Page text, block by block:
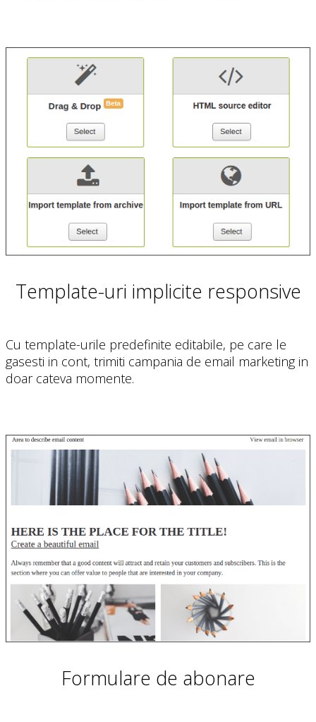
Template-uri implicite responsive
Cu template-urile predefinite editabile, pe care le
gasesti in cont, trimiti campania de email marketing in
doar cateva momente.
Formulare de abonare